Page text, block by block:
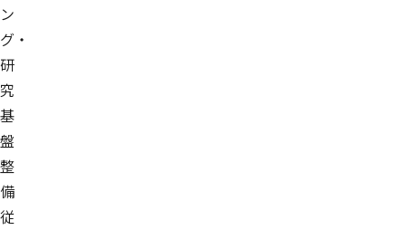
ン
グ・
研
究
基
盤
整
備
従